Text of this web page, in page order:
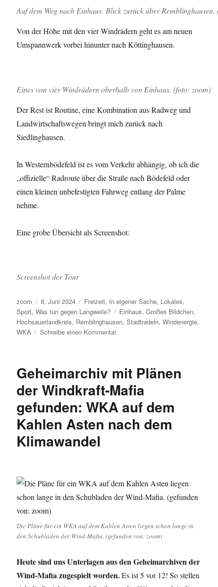
Auf dem Weg nach Einhaus. Blick zurück über
Von der Höhe mit den vier Windrädern geht es am neuen
Umspannwerk vorbei hinunter nach Köttinghausen.
Eines von vier Windrädern oberhalb von Einhaus. (foto: zoom)
Der Rest ist Routine, eine Kombination aus Radweg und
Landwirtschaftswegen bringt mich zurück nach
Siedlinghausen.
In Westernbödefeld ist es vom Verkehr abhängig, ob ich die
„offizielle“ Radroute über die Straße nach Bödefeld oder
einen kleinen unbefestigten Fahrweg entlang der Palme
nehme.
Eine grobe Übersicht als Screenshot:
Screenshot der Tour
Autor
zoom
Veröffentlicht
am
6. Juni 2024 Kategorien
Freizeit, In eigener Sache, Lokales,
Sport,Was tun gegen Langweile? Schlagwörter
Einhaus,Großes Bildchen,
Hochsauerlandkreis, Remblinghausen,Stadtradeln,Windenergie,
WKA
Schreibe einen Kommentarzu
Geheimarchiv mit Plänen
der Windkraft-Mafia
gefunden: WKA auf dem
Kahlen Asten nach dem
Klimawandel
Die Pläne für ein WKA auf dem Kahlen Asten liegen schon lange in
den Schubladen der Wind-Mafia. (gefunden von: zoom)
Heute sind uns Unterlagen aus den Geheimarchiven der
Wind-Mafia zugespielt worden.Es ist 5 vor 12! So stellen